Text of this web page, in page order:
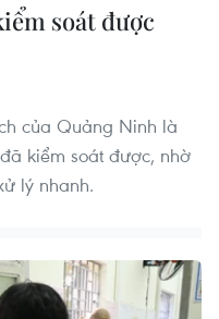
soát được
của Quảng Ninh là
kiểm soát được, nhờ
lý nhanh.